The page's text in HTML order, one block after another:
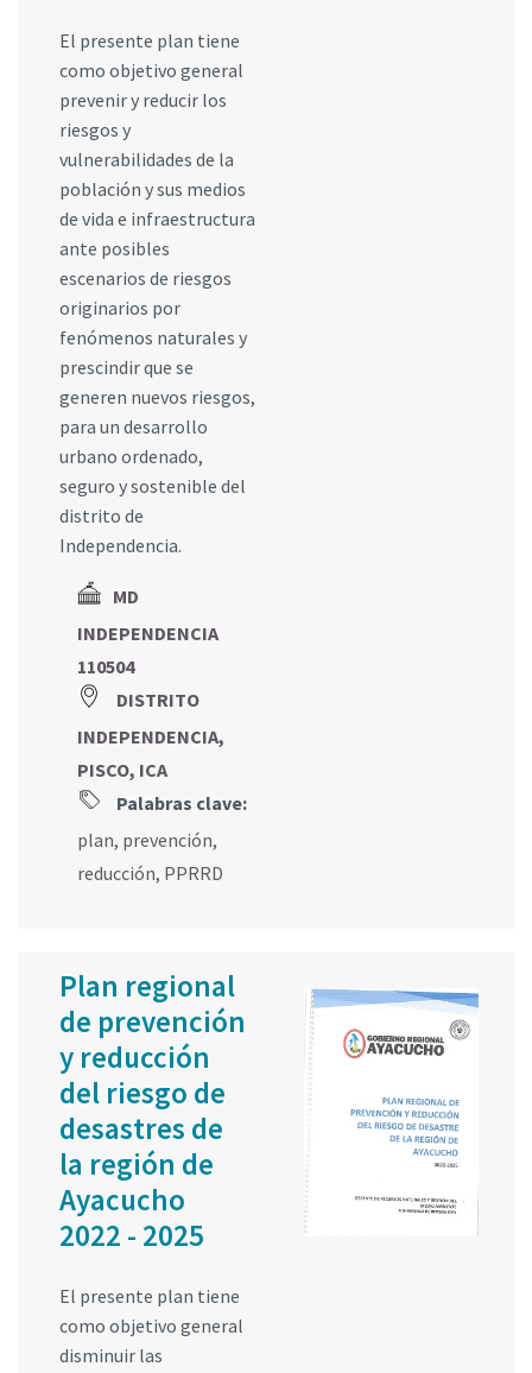
El presente plan tiene
como objetivo general
prevenir y reducir los
riesgos y
vulnerabilidades de la
población y sus medios
de vida e infraestructura
ante posibles
escenarios de riesgos
originarios por
fenómenos naturales y
prescindir que se
generen nuevos riesgos,
para un desarrollo
urbano ordenado,
seguro y sostenible del
distrito de
Independencia.
MD
INDEPENDENCIA
110504
DISTRITO
INDEPENDENCIA,
PISCO, ICA
Palabras clave:
plan, prevención,
reducción, PPRRD
Plan regional
de prevención
y reducción
del riesgo de
desastres de
la región de
Ayacucho
2022 - 2025
El presente plan tiene
como objetivo general
disminuir las